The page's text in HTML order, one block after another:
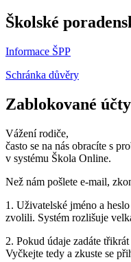
Školské
Informace ŠPP
Schránka důvěry
Zablokované
Vážení rodiče,
často se na nás obracíte s
v systému Škola Online.
Než nám pošlete e-mail,
1. Uživatelské jméno a
zvolili. Systém rozlišuje
2. Pokud údaje zadáte
Vyčkejte tedy a zkuste se